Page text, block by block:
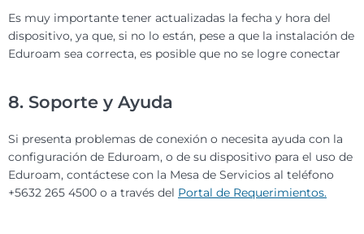
Es muy importante tener actualizadas la fecha y hora del
dispositivo, ya que, si no lo están, pese a que la instalación de
Eduroam sea correcta, es posible que no se logre conectar
8. Soporte y Ayuda
Si presenta problemas de conexión o necesita ayuda con la
configuración de Eduroam, o de su dispositivo para el uso de
Eduroam, contáctese con la Mesa de Servicios al teléfono
+5632 265 4500 o a través del Portal de Requerimientos.